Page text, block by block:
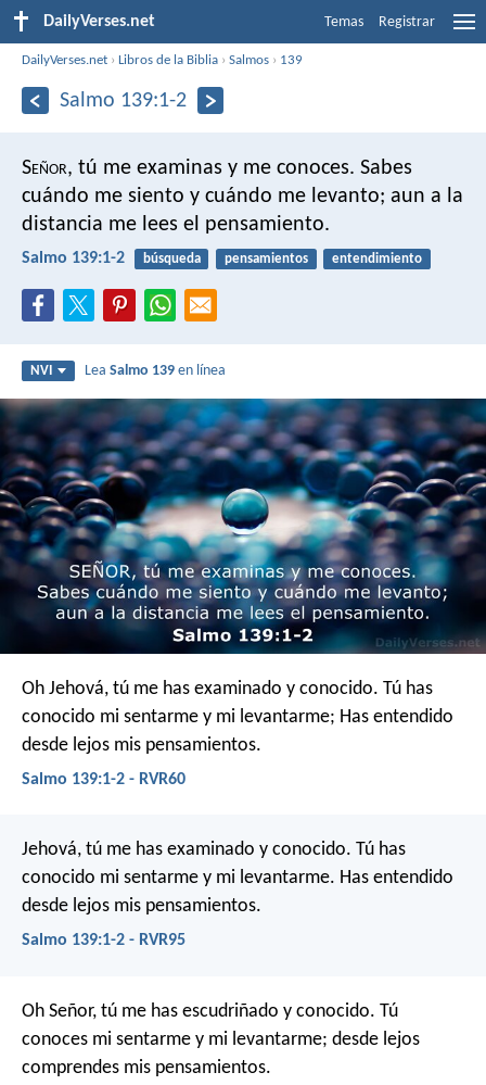
DailyVerses.net Temas Registrar
DailyVerses.net ›Libros de la Biblia ›Salmos › 139
Salmo 139:1-2
Señor, tú me examinas y me conoces. Sabes
cuándo me siento y cuándo me levanto; aun a la
distancia me lees el pensamiento.
Salmo 139:1-2 búsqueda pensamientos entendimiento
NVI LeaSalmo 139 en línea
Oh Jehová, tú me has examinado y conocido. Tú has
conocido mi sentarme y mi levantarme; Has entendido
desde lejos mis pensamientos.
Salmo 139:1-2 - RVR60
Jehová, tú me has examinado y conocido. Tú has
conocido mi sentarme y mi levantarme. Has entendido
desde lejos mis pensamientos.
Salmo 139:1-2 - RVR95
Oh Señor, tú me has escudriñado y conocido. Tú
conoces mi sentarme y mi levantarme; desde lejos
comprendes mis pensamientos.